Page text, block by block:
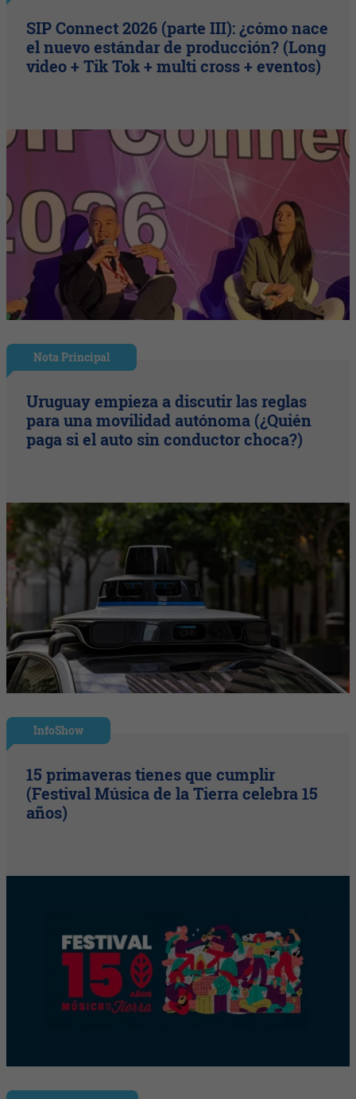
SIP Connect 2026 (parte III): ¿cómo nace
el nuevo estándar de producción? (Long
video + Tik Tok + multi cross + eventos)
Nota Principal
Uruguay empieza a discutir las reglas
para una movilidad autónoma (¿Quién
paga si el auto sin conductor choca?)
InfoShow
15 primaveras tienes que cumplir
(Festival Música de la Tierra celebra 15
años)